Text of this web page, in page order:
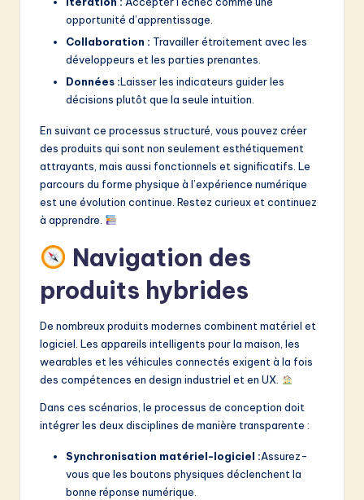
opportunité d’apprentissage.
Collaboration : Travailler étroitement avec les
développeurs et les parties prenantes.
Données :Laisser les indicateurs guider les
décisions plutôt que la seule intuition.
En suivant ce processus structuré, vous pouvez créer
des produits qui sont non seulement esthétiquement
attrayants, mais aussi fonctionnels et significatifs. Le
parcours du forme physique à l’expérience numérique
est une évolution continue. Restez curieux et continuez
à apprendre.
Navigation des
produits hybrides
De nombreux produits modernes combinent matériel et
logiciel. Les appareils intelligents pour la maison, les
wearables et les véhicules connectés exigent à la fois
des compétences en design industriel et en UX.
Dans ces scénarios, le processus de conception doit
intégrer les deux disciplines de manière transparente :
Synchronisation matériel-logiciel :Assurez-
vous que les boutons physiques déclenchent la
bonne réponse numérique.